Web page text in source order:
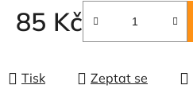
85 Kč
Měrná cena:
Tisk Zeptat se